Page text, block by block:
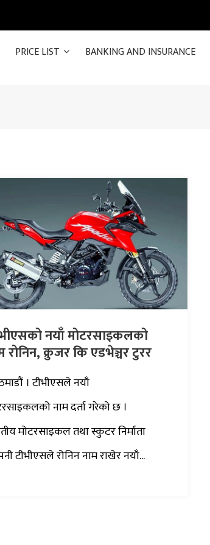
PRICE LIST BANKING AND INSURANCE
नयाँ मोटरसाइकलको
रोनिन, क्रुजर कि एडभेञ्चर टुरर
। टीभीएसले नयाँ
नाम दर्ता गरेको छ ।
मोटरसाइकल तथा स्कुटर निर्माता
टीभीएसले रोनिन नाम राखेर नयाँ...